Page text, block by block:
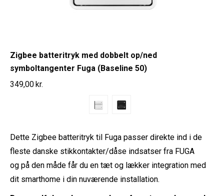
Zigbee batteritryk med dobbelt op/ned
symboltangenter Fuga (Baseline 50)
349,00 kr.
Dette Zigbee batteritryk til Fuga passer direkte ind i de
fleste danske stikkontakter/dåse indsatser fra FUGA
og på den måde får du en tæt og lækker integration med
dit smarthome i din nuværende installation.